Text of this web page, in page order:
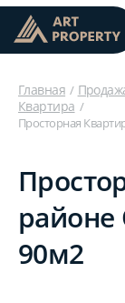
Главная
Квартира
Просторная
90м2